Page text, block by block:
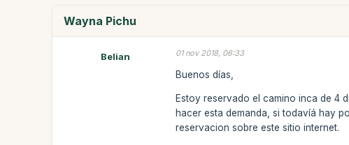
Wayna Pichu
Belian 01 nov 2018, 06:33
Buenos días,
Estoy reservado el camino inca de 4
hacer esta demanda, si todavíá hay
reservacion sobre este sitio internet.